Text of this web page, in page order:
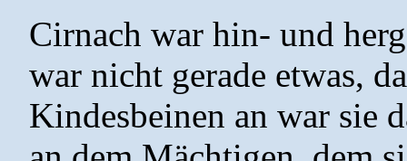
Cirnach war hin- und
war nicht gerade etwas,
Kindesbeinen an war sie